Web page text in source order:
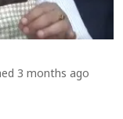
3 months ago